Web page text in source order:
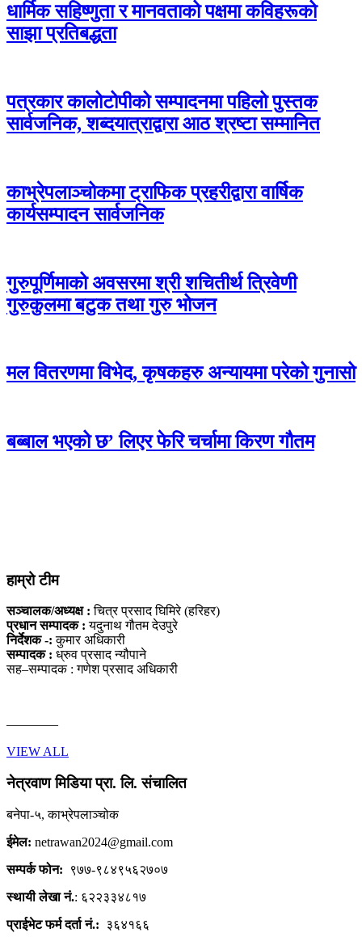
धार्मिक सहिष्णुता र मानवताको पक्षमा कविहरूको
साझा प्रतिबद्धता
पत्रकार कालोटोपीको सम्पादनमा पहिलो पुस्तक
सार्वजनिक, शब्दयात्राद्वारा आठ श्रष्टा सम्मानित
काभ्रेपलाञ्चोकमा ट्राफिक प्रहरीद्वारा वार्षिक
कार्यसम्पादन सार्वजनिक
गुरुपूर्णिमाको अवसरमा श्री शचितीर्थ त्रिवेणी
गुरुकुलमा बटुक तथा गुरु भोजन
मल वितरणमा विभेद, कृषकहरु अन्यायमा परेको गुनासो
बब्बाल भएको छ’ लिएर फेरि चर्चामा किरण गौतम
हाम्रो टीम
सञ्चालक/अध्यक्ष : चित्र प्रसाद घिमिरे (हरिहर)
प्रधान सम्पादक : यदुनाथ गौतम देउपुरे
निर्देशक -: कुमार अधिकारी
सम्पादक : ध्रुव प्रसाद न्यौपाने
सह–सम्पादक : गणेश प्रसाद अधिकारी
————
VIEW ALL
नेत्रवाण मिडिया प्रा. लि. संचालित
बनेपा-५, काभ्रेपलाञ्चोक
ईमेल: netrawan2024@gmail.com
सम्पर्क फोन:
९७७-९८४९५६२७०७
स्थायी लेखा नं.: ६२२३३४८१७
प्राईभेट फर्म दर्ता नं.: ३६४१६६